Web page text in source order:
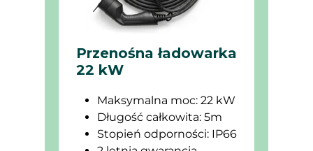
Przenośna ładowarka
22 kW
Maksymalna moc: 22 kW
Długość całkowita: 5m
Stopień odporności: IP66